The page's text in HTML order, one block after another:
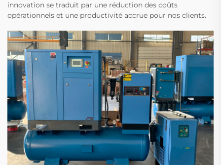
innovation se traduit par une réduction des coûts
opérationnels et une productivité accrue pour nos clients.